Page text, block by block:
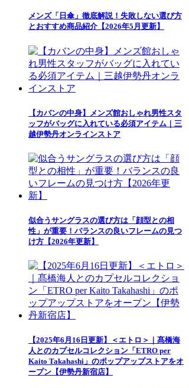
メンズ「日傘」徹底解説！失敗しない選び方
とおすすめ商品紹介【2026年5月更新】
【カバンの中身】メンズ館おしゃれ男性スタ
ッフがバッグに入れている必須アイテム｜三
越伊勢丹オンラインストア
似合うサングラスの選び方は「顔型との相
性」が重要！バランスの良いフレームの見つ
け方【2026年更新】
【2025年6月16日更新】＜エトロ＞｜髙橋海
人とのカプセルコレクション「ETRO per
Kaito Takahashi」のポップアップストアをオ
ープン【伊勢丹新宿店】